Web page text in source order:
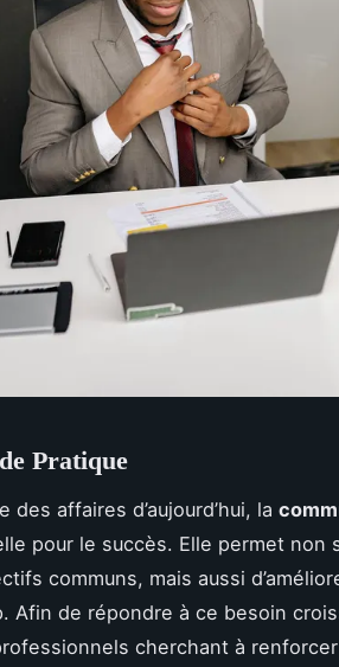
Pratique
affaires d’aujourd’hui, la
pour le succès. Elle permet non
communs, mais aussi
Afin de répondre à ce besoin
cherchant à